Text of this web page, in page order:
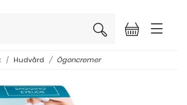
×
Hudvård Ögoncremer